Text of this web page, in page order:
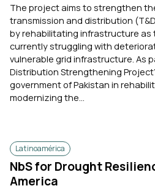
The project aims to strengthen
transmission and distribution
by rehabilitating infrastructure as
currently struggling with
vulnerable grid infrastructure. As
Distribution Strengthening
government of Pakistan in
modernizing the...
Latinoamérica
NbS for Drought
America